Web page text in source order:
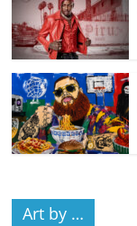
Art by …